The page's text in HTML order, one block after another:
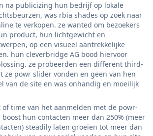
na publicizing hun bedrijf op lokale
was rbia shades op zoek naar
te verkopen. ze wanted om bezoekers
product, hun lichtgewicht en
op een visueel aantrekkelijke
hun cleverbridge AG bood hiervoor
ze probeerden een different third-
ze powr slider vonden en geen van hen
van de site en was onhandig en moeilijk
time van het aanmelden met de powr-
hun contacten meer dan 250% (meer
steadily laten groeien tot meer dan